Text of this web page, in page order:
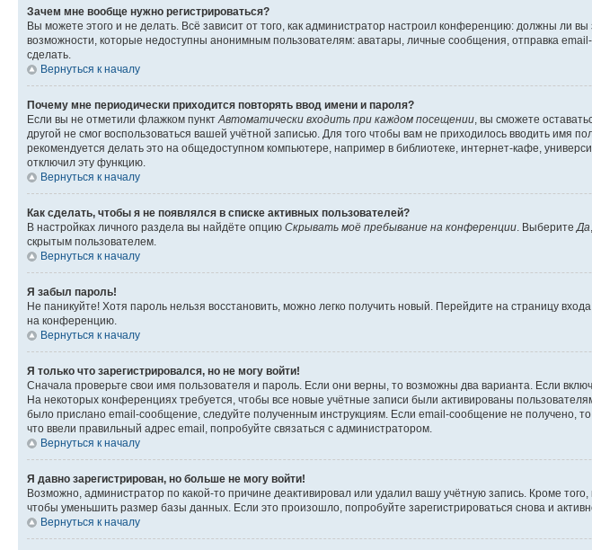
Зачем мне вообще нужно регистрироваться?
Вы можете этого и не делать. Всё зависит от того, как администратор настроил конференцию: должны ли
возможности, которые недоступны анонимным пользователям: аватары, личные сообщения, отправка
сделать.
Вернуться к началу
Почему мне периодически приходится повторять ввод имени и пароля?
Если вы не отметили флажком пункт Автоматически входить при каждом посещении , вы сможете
другой не смог воспользоваться вашей учётной записью. Для того чтобы вам не приходилось вводить
рекомендуется делать это на общедоступном компьютере, например в библиотеке, интернет-кафе,
отключил эту функцию.
Вернуться к началу
Как сделать, чтобы я не появлялся в списке активных пользователей?
В настройках личного раздела вы найдёте опцию Скрывать моё пребывание на конференции . Выберите Да
скрытым пользователем.
Вернуться к началу
Я забыл пароль!
Не паникуйте! Хотя пароль нельзя восстановить, можно легко получить новый. Перейдите на страницу
на конференцию.
Вернуться к началу
Я только что зарегистрировался, но не могу войти!
Сначала проверьте свои имя пользователя и пароль. Если они верны, то возможны два варианта. Если
На некоторых конференциях требуется, чтобы все новые учётные записи были активированы
было прислано email-сообщение, следуйте полученным инструкциям. Если email-сообщение не получено,
что ввели правильный адрес email, попробуйте связаться с администратором.
Вернуться к началу
Я давно зарегистрирован, но больше не могу войти!
Возможно, администратор по какой-то причине деактивировал или удалил вашу учётную запись. Кроме
чтобы уменьшить размер базы данных. Если это произошло, попробуйте зарегистрироваться снова и
Вернуться к началу